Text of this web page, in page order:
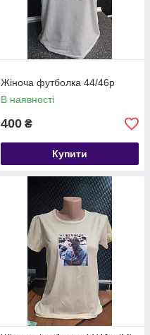
Жіноча футболка 44/46р
В наявності
400 ₴
Купити